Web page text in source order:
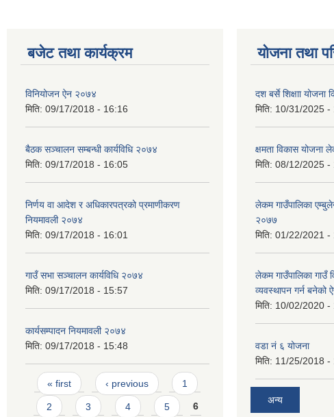
बजेट तथा कार्यक्रम
विनियोजन ऐन २०७४
मिति: 09/17/2018 - 16:16
बैठक सञ्चालन सम्बन्धी कार्यविधि २०७४
मिति: 09/17/2018 - 16:05
निर्णय वा आदेश र अधिकारपत्रको प्रमाणीकरण
नियमावली २०७४
मिति: 09/17/2018 - 16:01
गाउँ सभा सञ्चालन कार्यविधि २०७४
मिति: 09/17/2018 - 15:57
कार्यसम्पादन नियमावली २०७४
मिति: 09/17/2018 - 15:48
Pages
« first ‹ previous 1
2 3 4 5 6
योजना तथा
दश बर्से शिक्षाा योजना
मिति: 10/31/2025 -
क्षमता विकास योजना
मिति: 08/12/2025 -
लेकम गाउँपालिका
२०७७
मिति: 01/22/2021 -
लेकम गाउँपालिका गाउँ
व्यवस्थापन गर्न बनेको
मिति: 10/02/2020 -
वडा नं ६ योजना
मिति: 11/25/2018 -
अन्य